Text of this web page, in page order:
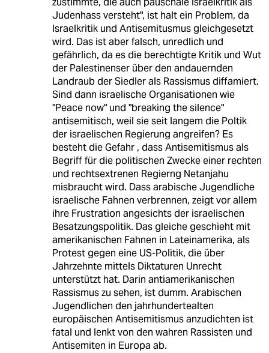
Judenhass versteht", ist halt ein Problem, da
Israelkritik und Antisemitusmus gleichgesetzt
wird. Das ist aber falsch, unredlich und
gefährlich, da es die berechtigte Kritik und Wut
der Palestinenser über den andauernden
Landraub der Siedler als Rassismus diffamiert.
Sind dann israelische Organisationen wie
"Peace now" und "breaking the silence"
antisemitisch, weil sie seit langem die Poltik
der israelischen Regierung angreifen? Es
besteht die Gefahr , dass Antisemitismus als
Begriff für die politischen Zwecke einer rechten
und rechtsextrenen Regierng Netanjahu
misbraucht wird. Dass arabische Jugendliche
israelische Fahnen verbrennen, zeigt vor allem
ihre Frustration angesichts der israelischen
Besatzungspolitik. Das gleiche geschieht mit
amerikanischen Fahnen in Lateinamerika, als
Protest gegen eine US-Politik, die über
Jahrzehnte mittels Diktaturen Unrecht
unterstützt hat. Darin antiamerikanischen
Rassismus zu sehen, ist dumm. Arabischen
Jugendlichen den jahrhundertealten
europäischen Antisemitismus anzudichten ist
fatal und lenkt von den wahren Rassisten und
Antisemiten in Europa ab.